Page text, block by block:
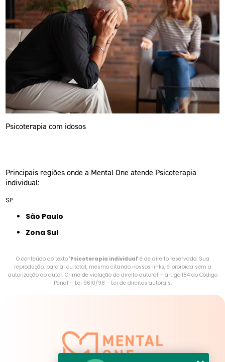
Psicoterapia com idosos
Principais regiões onde a Mental One atende Psicoterapia
individual:
SP
São Paulo
Zona Sul
O conteúdo do texto "Psicoterapia individual" é de direito reservado. Sua
reprodução, parcial ou total, mesmo citando nossos links, é proibida sem a
autorização do autor. Crime de violação de direito autoral – artigo 184 do Código
Penal – Lei 9610/98 - Lei de direitos autorais.